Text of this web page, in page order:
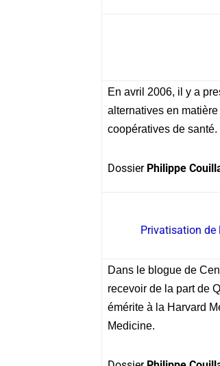
En avril 2006, il y a
alternatives en
coopératives de santé.
Dossier Philippe
Privatisation de
Dans le blogue de
recevoir de la part de
émérite à la Harvard
Medicine.